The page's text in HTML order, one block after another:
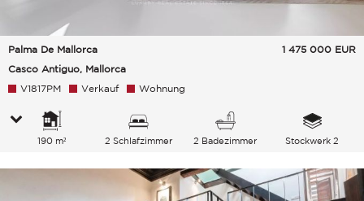
Palma De Mallorca
Casco Antiguo, Mallorca
1 475 000 EUR
V1817PM Verkauf Wohnung
190 m² 2 Schlafzimmer 2 Badezimmer Stockwerk 2